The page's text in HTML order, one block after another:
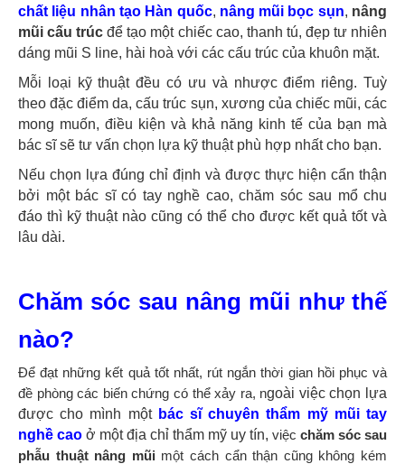
chất liệu nhân tạo Hàn quốc, nâng mũi bọc sụn, nâng
mũi cấu trúcđể tạo một chiếc cao, thanh tú, đẹp tư nhiên
dáng mũi S line, hài hoà với các cấu trúc của khuôn mặt.
Mỗi loại kỹ thuật đều có ưu và nhược điểm riêng. Tuỳ
theo đặc điểm da, cấu trúc sụn, xương của chiếc mũi, các
mong muốn, điều kiện và khả năng kinh tế của bạn mà
bác sĩ sẽ tư vấn chọn lựa kỹ thuật phù hợp nhất cho bạn.
Nếu chọn lựa đúng chỉ định và được thực hiện cẩn thận
bởi một bác sĩ có tay nghề cao, chăm sóc sau mổ chu
đáo thì kỹ thuật nào cũng có thể cho được kết quả tốt và
lâu dài.
Chăm sóc sau nâng mũi như thế
nào?
Để đạt những kết quả tốt nhất, rút ngắn thời gian hồi phục và
đề phòng các biến chứng có thể xảy ra, ngoài việc chọn lựa
được cho mình một bác sĩ chuyên thẩm mỹ mũi tay
nghề cao ở một địa chỉ thẩm mỹ uy tín, việc chăm sóc sau
phẫu thuật nâng mũi một cách cẩn thận cũng không kém